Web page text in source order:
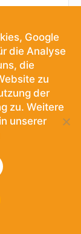
Google
die Analyse
die
zu
der
zu. Weitere
unserer